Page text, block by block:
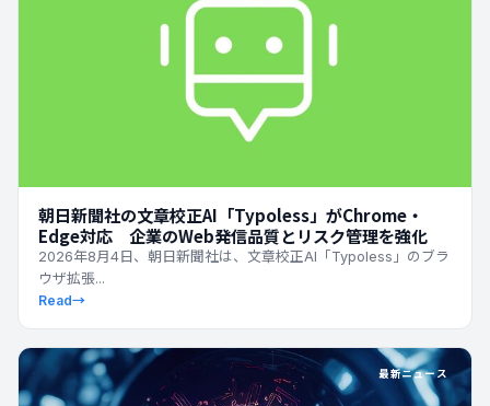
朝日新聞社の文章校正AI「Typoless」がChrome・
Edge対応 企業のWeb発信品質とリスク管理を強化
2026年8月4日、朝日新聞社は、文章校正AI「Typoless」のブラ
ウザ拡張...
Read→
最新ニュース